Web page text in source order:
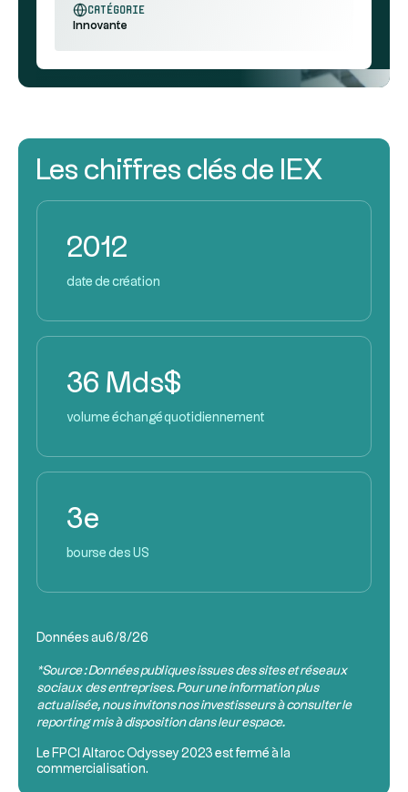
catégorie
Innovante
Les chiffres clés de IEX
2012
date de création
36 Mds$
volume échangé quotidiennement
3e
bourse des US
Données au6/8/26
*Source : Données publiques issues des sites et réseaux
sociaux des entreprises. Pour une information plus
actualisée, nous invitons nos investisseurs à consulter le
reporting mis à disposition dans leur espace.
Le FPCI Altaroc Odyssey 2023 est fermé à la
commercialisation.